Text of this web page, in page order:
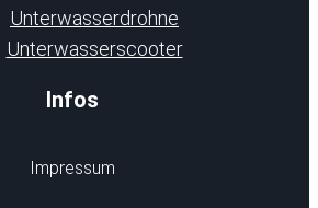
Unterwasserdrohne
Unterwasserscooter
Infos
Impressum